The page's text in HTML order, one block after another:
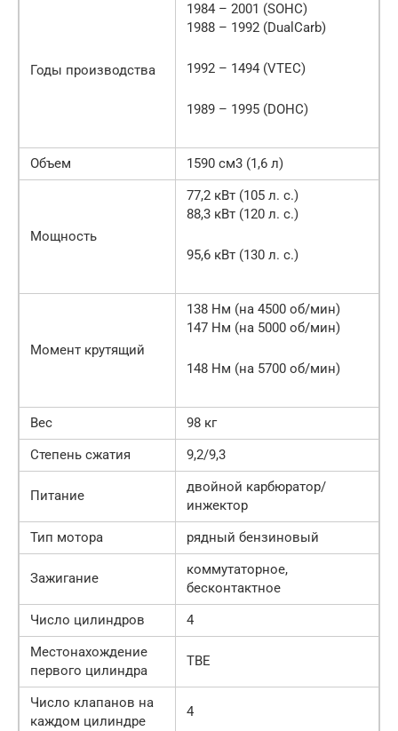
Годы производства
1984 – 2001 (SOHC)
1988 – 1992 (DualCarb)
1992 – 1494 (VTEC)
1989 – 1995 (DOHC)
Объем 1590 см3 (1,6 л)
Мощность
77,2 кВт (105 л. с.)
88,3 кВт (120 л. с.)
95,6 кВт (130 л. с.)
Момент крутящий
138 Нм (на 4500 об/мин)
147 Нм (на 5000 об/мин)
148 Нм (на 5700 об/мин)
Вес
98 кг
Степень сжатия
9,2/9,3
Питание
двойной карбюратор/
инжектор
Тип мотора
рядный бензиновый
Зажигание
коммутаторное,
бесконтактное
Число цилиндров
4
Местонахождение
первого цилиндра
ТВЕ
Число клапанов на
каждом цилиндре
4